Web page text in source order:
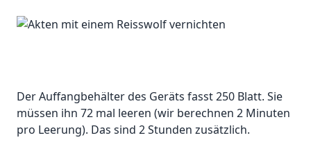
Der Auffangbehälter des Geräts fasst 250 Blatt. Sie
müssen ihn 72 mal leeren (wir berechnen 2 Minuten
pro Leerung). Das sind 2 Stunden zusätzlich.